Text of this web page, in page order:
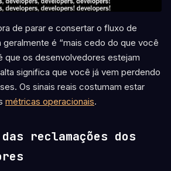
de parar e consertar o fluxo de
geralmente é “mais cedo do que você
que os desenvolvedores estejam
significa que você já vem perdendo
Os sinais reais costumam estar
métricas operacionais.
reclamações dos